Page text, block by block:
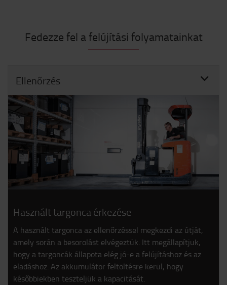
Fedezze fel a felújítási folyamatainkat
Ellenőrzés
Használt targonca érkezése
A használt targonca az ellenőrzéssel megkezdi az útját,
amely során a besorolást elvégeztük. Itt megállapítjuk,
hogy a targoncák állapota elég jó-e a felújításhoz és az
eladáshoz. Az akkumulátor feltöltésre kerül, hogy
későbbiekben teszteljük a kapacitását.